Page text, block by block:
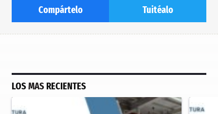
Compártelo Tuitéalo
LOSMAS RECIENTES